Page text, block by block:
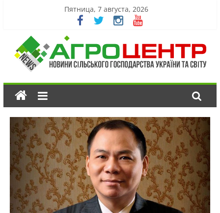
Пятница, 7 августа, 2026